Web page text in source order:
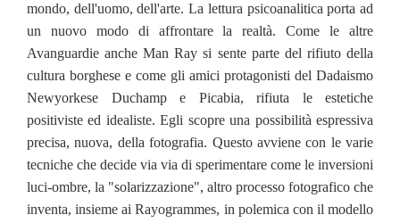
mondo, dell'uomo, dell'arte. La lettura psicoanalitica porta ad
un nuovo modo di affrontare la realtà. Come le altre
Avanguardie anche Man Ray si sente parte del rifiuto della
cultura borghese e come gli amici protagonisti del Dadaismo
Newyorkese Duchamp e Picabia, rifiuta le estetiche
positiviste ed idealiste. Egli scopre una possibilità espressiva
precisa, nuova, della fotografia. Questo avviene con le varie
tecniche che decide via via di sperimentare come le inversioni
luci-ombre, la "solarizzazione", altro processo fotografico che
inventa, insieme ai Rayogrammes, in polemica con il modello